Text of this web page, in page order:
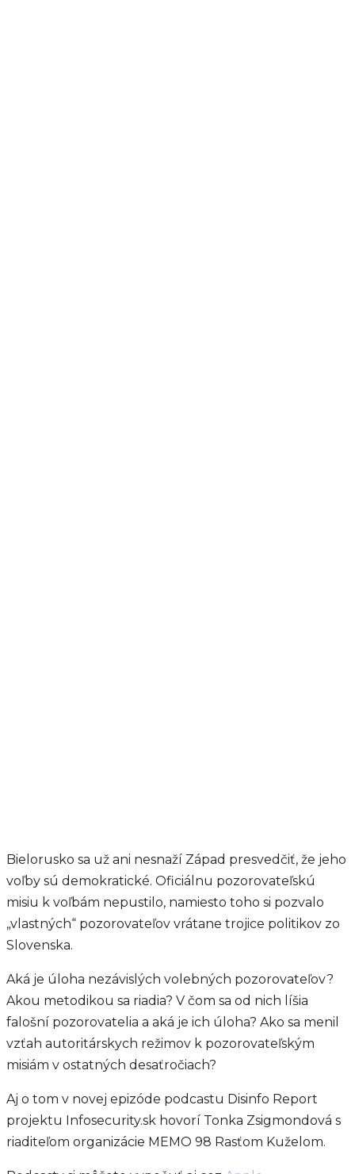
Bielorusko sa už ani nesnaží Západ presvedčiť, že jeho
voľby sú demokratické. Oficiálnu pozorovateľskú
misiu k voľbám nepustilo, namiesto toho si pozvalo
„vlastných“ pozorovateľov vrátane trojice politikov zo
Slovenska.
Aká je úloha nezávislých volebných pozorovateľov?
Akou metodikou sa riadia? V čom sa od nich líšia
falošní pozorovatelia a aká je ich úloha? Ako sa menil
vzťah autoritárskych režimov k pozorovateľským
misiám v ostatných desaťročiach?
Aj o tom v novej epizóde podcastu Disinfo Report
projektu Infosecurity.sk hovorí Tonka Zsigmondová s
riaditeľom organizácie MEMO 98 Rasťom Kuželom.